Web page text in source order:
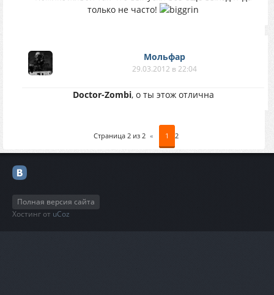
только не часто!
Мольфар
29.03.2012 в 22:04
Doctor-Zombi, о ты этож отлична
Страница 2 из 2 « 1 2
Полная версия сайта
Хостинг от uCoz